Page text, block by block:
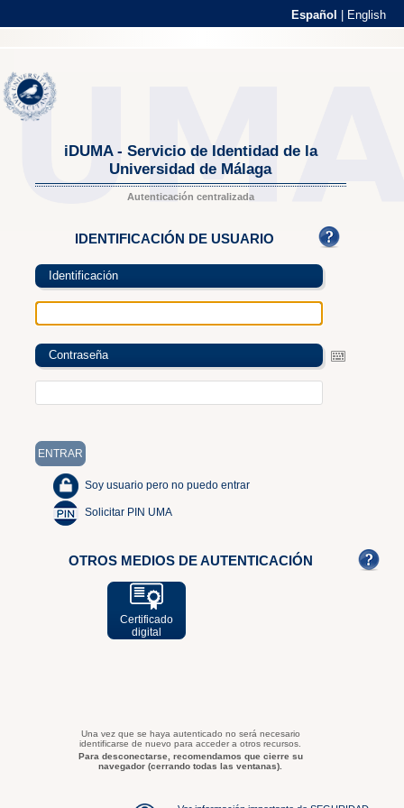
Español English
iDUMA - Servicio de Identidad de la
Universidad de Málaga
Autenticación centralizada
IDENTIFICACIÓN DE USUARIO
Identificación
Contraseña
Soy usuario pero no puedo entrar
Solicitar PIN UMA
OTROS MEDIOS DE AUTENTICACIÓN
Certificado
digital
Una vez que se haya autenticado no será necesario
identificarse de nuevo para acceder a otros recursos.
Para desconectarse, recomendamos que cierre su
navegador (cerrando todas las ventanas).